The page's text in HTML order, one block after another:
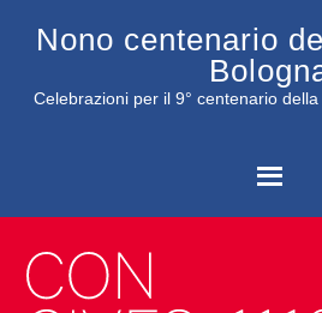
Nono centenario
Celebrazioni per il 9° centenario